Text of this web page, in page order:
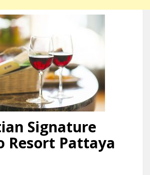
Signature
Resort Pattaya